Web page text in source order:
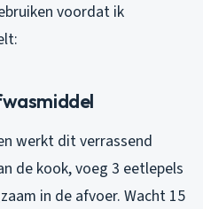
voordat ik
werkt dit verrassend
de kook, voeg 3 eetlepels
in de afvoer. Wacht 15